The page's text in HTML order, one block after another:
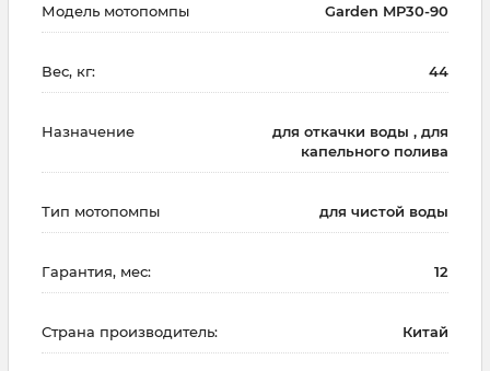
Модель мотопомпы Garden MP30-90
Вес, кг: 44
Назначение
для откачки воды , для
капельного полива
Тип мотопомпы для чистой воды
Гарантия, мес: 12
Страна производитель: Китай